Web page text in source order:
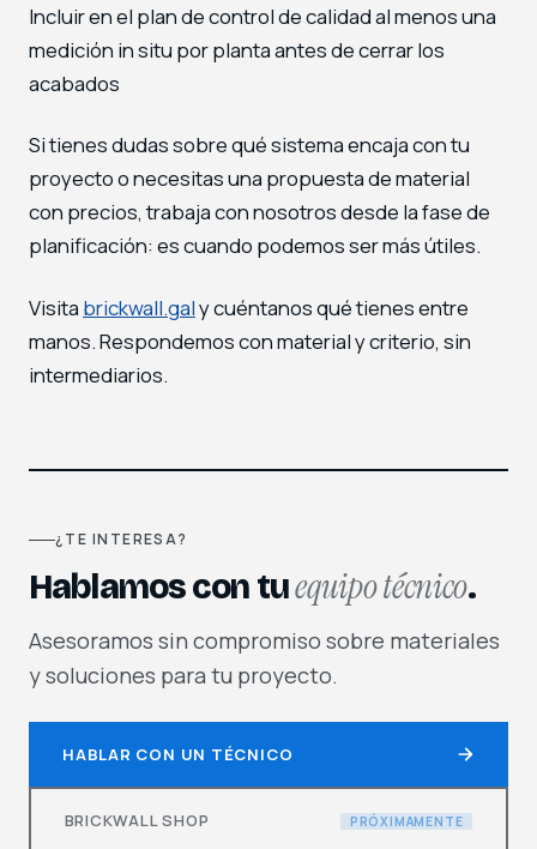
Incluir en el plan de control de calidad al menos una
medición in situ por planta antes de cerrar los
acabados
Si tienes dudas sobre qué sistema encaja con tu
proyecto o necesitas una propuesta de material
con precios, trabaja con nosotros desde la fase de
planificación: es cuando podemos ser más útiles.
Visita brickwall.galy cuéntanos qué tienes entre
manos. Respondemos con material y criterio, sin
intermediarios.
¿TE INTERESA?
Hablamos con tuequipo técnico.
Asesoramos sin compromiso sobre materiales
y soluciones para tu proyecto.
HABLAR CON UN TÉCNICO
BRICKWALL SHOP PRÓXIMAMENTE